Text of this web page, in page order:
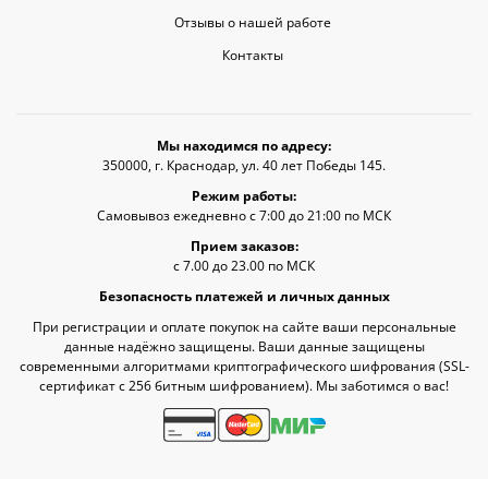
Отзывы о нашей работе
Контакты
Мы находимся по адресу:
350000, г. Краснодар, ул. 40 лет Победы 145.
Режим работы:
Самовывоз ежедневно с 7:00 до 21:00 по МСК
Прием заказов:
с 7.00 до 23.00 по МСК
Безопасность платежей и личных данных
При регистрации и оплате покупок на сайте ваши персональные
данные надёжно защищены. Ваши данные защищены
современными алгоритмами криптографического шифрования (SSL-
сертификат c 256 битным шифрованием). Мы заботимся о вас!